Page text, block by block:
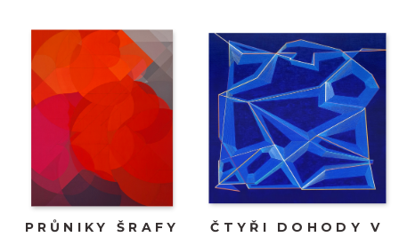
PRŮNIKY ŠRAFY
ČTYŘI DOHODY V